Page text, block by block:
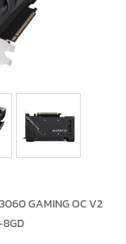
GAMING OC V2